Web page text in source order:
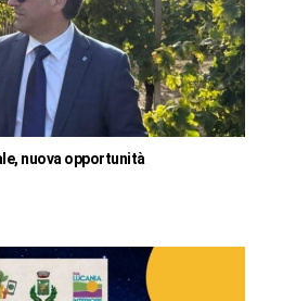
nuova opportunità